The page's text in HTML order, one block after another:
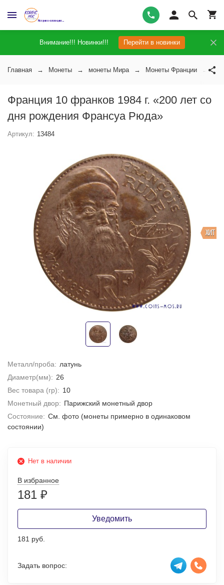
Внимание!!! Новинки!!! Перейти в новинки
Главная Монеты монеты Мира Монеты Франции
Франция 10 франков 1984 г. «200 лет со
дня рождения Франсуа Рюда»
Артикул: 13484
ХИТ
Металл/проба: латунь
Диаметр(мм): 26
Вес товара (гр): 10
Монетный двор: Парижский монетный двор
Состояние: Cм. фото (монеты примерно в одинаковом
состоянии)
Нет в наличии
В избранное
181 ₽
Уведомить
181 руб.
Задать вопрос: